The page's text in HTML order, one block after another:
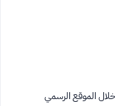
الموقع الرسمي